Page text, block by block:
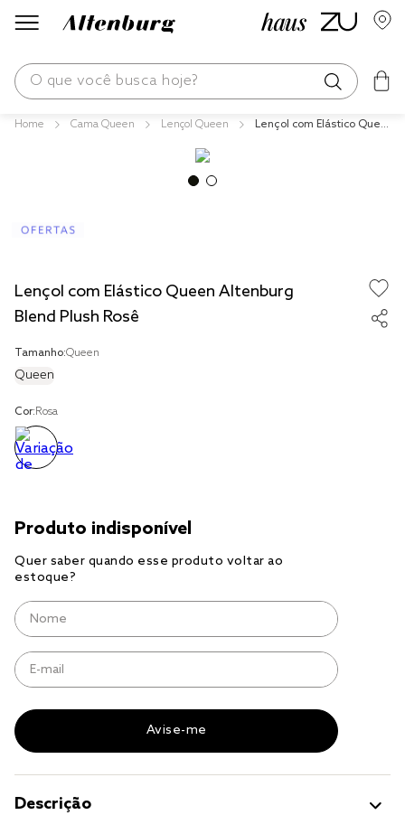
O que você busca hoje?
Cama Queen Lençol Queen
Lençol com Elástico Quee
Lençol com Elástico Queen Altenburg
Blend Plush Rosê
Tamanho:Queen
Queen
Cor: Rosa
Descrição
fronha
travesseiro
jogo cama
jogo cama casal